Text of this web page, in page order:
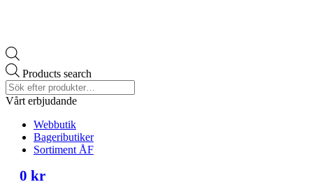
Products search
Vårt erbjudande
Webbutik
Bageributiker
Sortiment ÅF
0 kr